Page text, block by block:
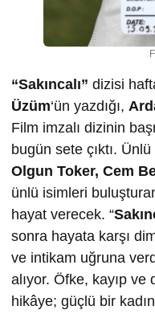
“Sakıncalı” dizisi
Üzüm‘ün yazdığı,
Film imzalı dizinin
bugün sete çıktı.
Olgun Toker, Cem
ünlü isimleri
hayat verecek. “
sonra hayata karşı
ve intikam uğruna
alıyor. Öfke, kayıp ve
hikâye; güçlü bir